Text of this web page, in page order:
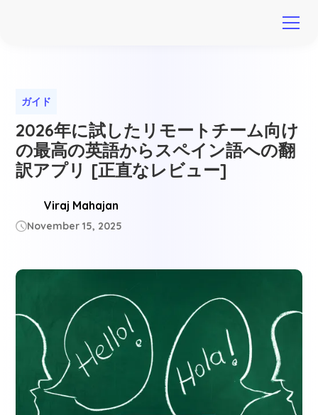
ガイド
2026年に試したリモートチーム向け
の最高の英語からスペイン語への翻
訳アプリ [正直なレビュー]
Viraj Mahajan
November 15, 2025